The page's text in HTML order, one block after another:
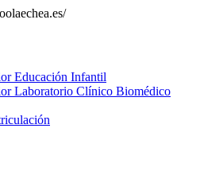
Educación Infantil
Laboratorio Clínico Biomédico